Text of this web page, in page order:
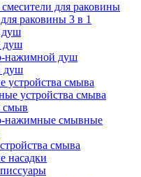
для раковины
раковины 3 в 1
душ
душ
нажимной душ
душ
устройства смыва
устройства смыва
смыв
нажимные смывные
смыва
насадки